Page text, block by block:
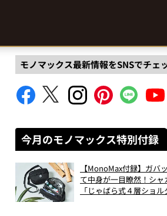
モノマックス最新情報をSNSでチェ
今月のモノマックス特別付録
【MonoMax付録】ガバ
て中身が一目瞭然！シャ
「じゃばら式４層ショル